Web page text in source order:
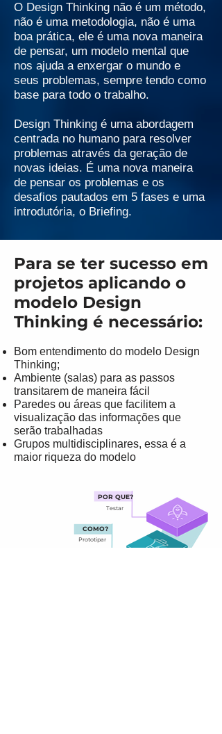
O Design Thinking não é um método,
não é uma metodologia, não é uma
boa prática, ele é uma nova maneira
de pensar, um modelo mental que
nos ajuda a enxergar o mundo e
seus problemas, sempre tendo como
base para todo o trabalho.
Design Thinking é uma abordagem
centrada no humano para resolver
problemas através da geração de
novas ideias. É uma nova maneira
de pensar os problemas e os
desafios pautados em 5 fases e uma
introdutória, o Briefing.
Para se ter sucesso em
projetos aplicando o
modelo Design
Thinking é necessário:
Bom entendimento do modelo Design
Thinking;
Ambiente (salas) para as passos
transitarem de maneira fácil
Paredes ou áreas que facilitem a
visualização das informações que
serão trabalhadas
Grupos multidisciplinares, essa é a
maior riqueza do modelo
POR QUE?
Testar
COMO?
Prototipar